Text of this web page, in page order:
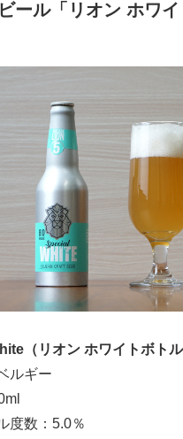
ール「リオン ホワ
（リオン ホワイトボトル
ルギー
度数：5.0％